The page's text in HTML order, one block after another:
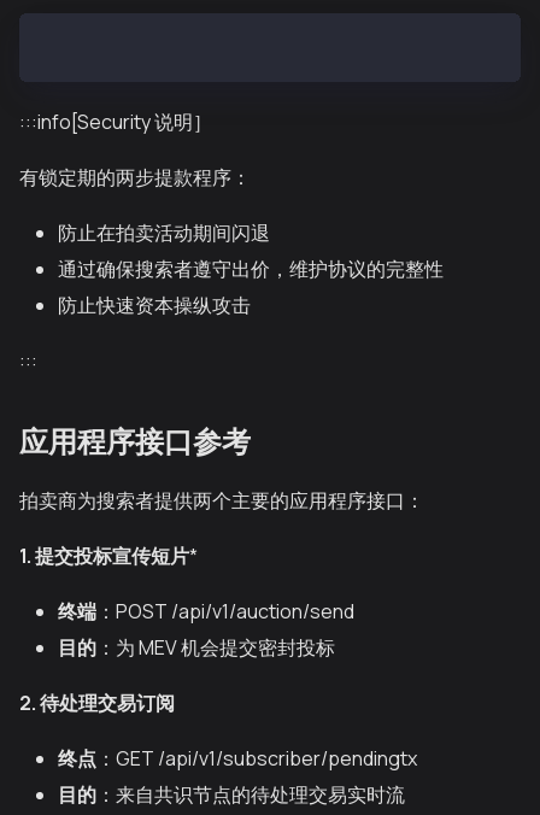
:::info[Security 说明］
有锁定期的两步提款程序：
防止在拍卖活动期间闪退
通过确保搜索者遵守出价，维护协议的完整性
防止快速资本操纵攻击
:::
应用程序接口参考
拍卖商为搜索者提供两个主要的应用程序接口：
1. 提交投标宣传短片*
终端 ：POST /api/v1/auction/send
目的 ：为 MEV 机会提交密封投标
2. 待处理交易订阅
终点 ：GET /api/v1/subscriber/pendingtx
目的 ：来自共识节点的待处理交易实时流